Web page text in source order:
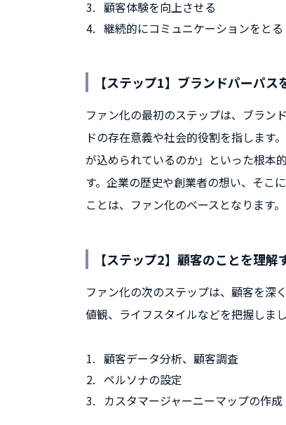
顧客体験を向上させる
継続的にコミュニケーションをとる
【ステップ1】ブランドパーパス
ファン化の最初のステップは、ブラン
ドの存在意義や社会的役割を指します
が込められているのか」といった根本
す。企業の歴史や創業者の想い、そこ
ことは、ファン化のベースとなります。
【ステップ2】顧客のことを理解
ファン化の次のステップは、顧客を深
値観、ライフスタイルなどを把握しま
顧客データ分析、顧客調査
ペルソナの設定
カスタマージャーニーマップの作成